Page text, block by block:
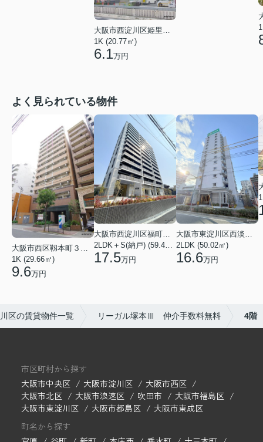
1K (20.77㎡)
6.1万円
よく見られている物件
1K (29.66㎡)
9.6万円
大阪市西淀川区福町２丁目
2LDK＋S(納戸) (59.48㎡)
17.5万円
大阪市東淀川区西淡路１丁目
2LDK (50.02㎡)
16.6万円
区の賃貸物件一覧 リーガル塚本Ⅲ 仲介手数料無料 4階
市区町村から探す
大阪市中央区
大阪市淀川区
大阪市西区
大阪市北区
大阪市浪速区 吹田市
大阪市福島区
大阪市東淀川区
大阪市都島区
大阪市東成区
町名から探す